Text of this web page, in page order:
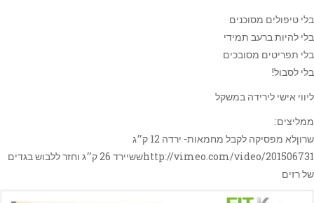
בלי טיפולים מסוכנים
בלי להיות ברעב תמידי
בלי תפריטים מסובכים
בלי לסבול!
ליווי אישי לירידה במשקל
ממליצים:
שרוןלא מפסיקה לקבל מחמאות- ירדה 12 ק״ג
http://vimeo.com/video/201506731ששיירד 26 ק״ג וחזר ללבוש בגדים
של רזים